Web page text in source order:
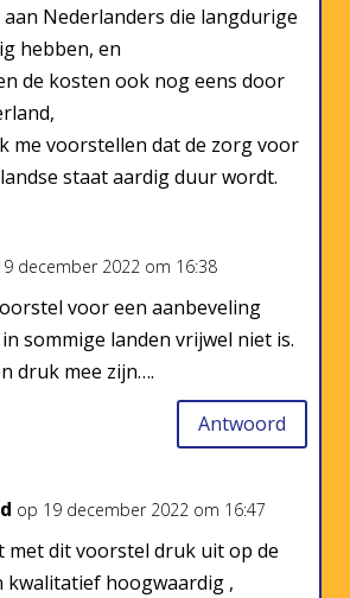
Nederlanders die langdurige
hebben, en
de kosten ook nog eens door
me voorstellen dat de zorg voor
staat aardig duur wordt.
december 2022 om 16:38
voor een aanbeveling
sommige landen vrijwel niet is.
druk mee zijn….
Antwoord
op 19 december 2022 om 16:47
met dit voorstel druk uit op de
kwalitatief hoogwaardig ,